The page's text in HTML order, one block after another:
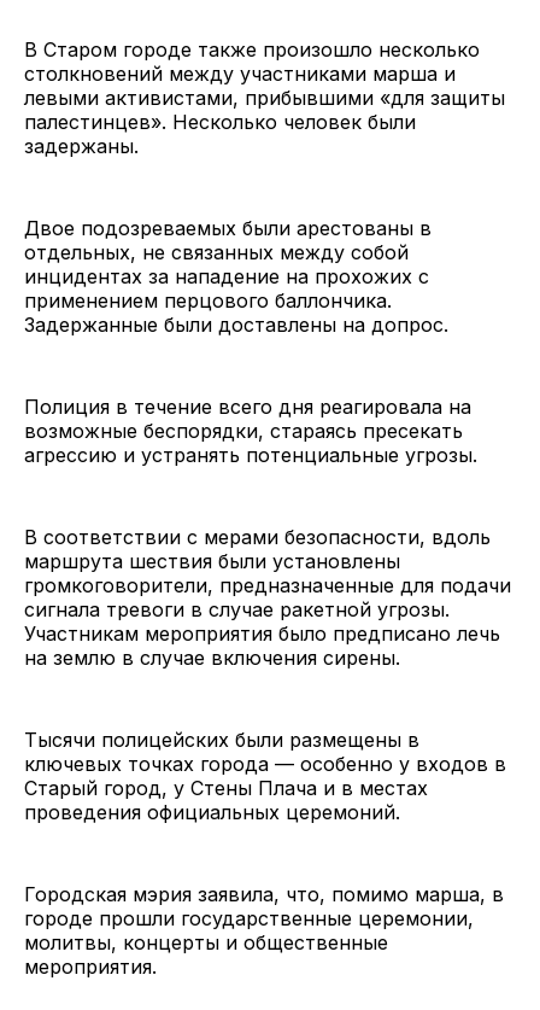
В Старом городе также произошло несколько
столкновений между участниками марша и
левыми активистами, прибывшими «для защиты
палестинцев». Несколько человек были
задержаны.
Двое подозреваемых были арестованы в
отдельных, не связанных между собой
инцидентах за нападение на прохожих с
применением перцового баллончика.
Задержанные были доставлены на допрос.
Полиция в течение всего дня реагировала на
возможные беспорядки, стараясь пресекать
агрессию и устранять потенциальные угрозы.
В соответствии с мерами безопасности, вдоль
маршрута шествия были установлены
громкоговорители, предназначенные для подачи
сигнала тревоги в случае ракетной угрозы.
Участникам мероприятия было предписано лечь
на землю в случае включения сирены.
Тысячи полицейских были размещены в
ключевых точках города — особенно у входов в
Старый город, у Стены Плача и в местах
проведения официальных церемоний.
Городская мэрия заявила, что, помимо марша, в
городе прошли государственные церемонии,
молитвы, концерты и общественные
мероприятия.